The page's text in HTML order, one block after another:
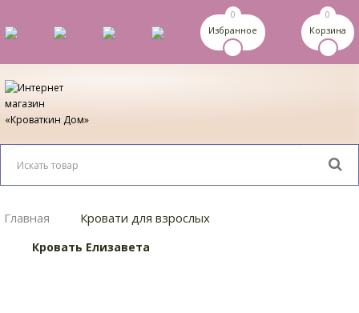
0
Избранное
0
Корзина
Главная Кровати для взрослых
Кровать Елизавета